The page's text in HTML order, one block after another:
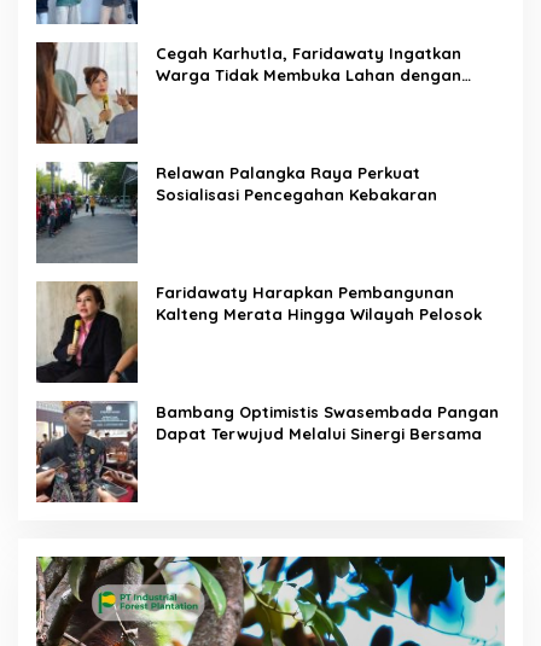
Cegah Karhutla, Faridawaty Ingatkan
Warga Tidak Membuka Lahan dengan
Relawan Palangka Raya Perkuat
Sosialisasi Pencegahan Kebakaran
Faridawaty Harapkan Pembangunan
Kalteng Merata Hingga Wilayah Pelosok
Bambang Optimistis Swasembada Pangan
Dapat Terwujud Melalui Sinergi Bersama